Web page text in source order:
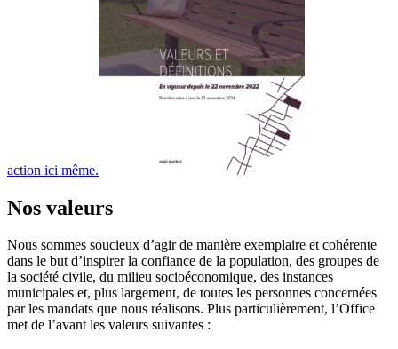
action ici même.
Nos valeurs
Nous sommes soucieux d’agir de manière exemplaire et cohérente
dans le but d’inspirer la confiance de la population, des groupes de
la société civile, du milieu socioéconomique, des instances
municipales et, plus largement, de toutes les personnes concernées
par les mandats que nous réalisons. Plus particulièrement, l’Office
met de l’avant les valeurs suivantes :